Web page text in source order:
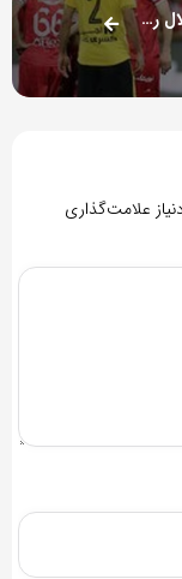
ستاره‌های پرسپولیس خرید جدید استقلال را آنفالو کردند!
علامت‌گذاری